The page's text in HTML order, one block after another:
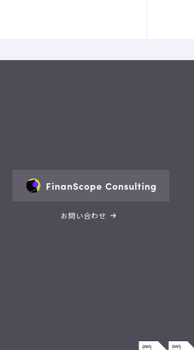
FinanScope Consulting
お問い合わせ